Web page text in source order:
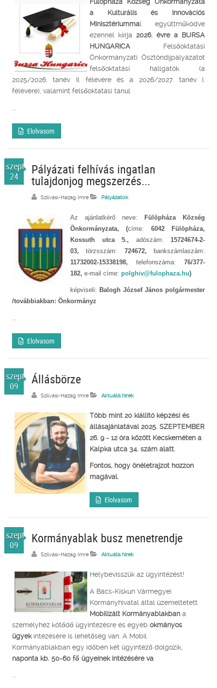
Fülöpháza Község Önkormányzata
a Kulturális és Innovációs
Minisztériummal együttműködve
ezennel kiírja 2026. évre a BURSA
HUNGARICA Felsőoktatási
Önkormányzati Ösztöndíjpályázatot
felsőoktatási hallgatók (a
2025/2026. tanév II. félévére és a 2026/2027. tanév I.
félévére), valamint felsőoktatási tanul
Elolvasom
szept.
24
Pályázati felhívás ingatlan
tulajdonjog megszerzés...
Szilvási-Hazag Imre Pályázatok
Az ajánlatkérő neve: Fülöpháza Község
Önkormányzata, (címe: 6042 Fülöpháza,
Kossuth utca 5., adószám: 15724674-2-
03,törzsszám: 724672,
bankszámlaszám:
11732002-15338198, telefonszáma: 76/377-
182, e-mail címe: polghiv@fulophaza.hu)
képviseli: Balogh József János polgármester
/továbbiakban: Önkormányz
Elolvasom
szept.
09
Állásbörze
Szilvási-Hazag Imre Aktuális hírek
Több mint 20 kiállító képzési és
állásajánlatával 2025. SZEPTEMBER
26. 9 - 12 óra között Kecskeméten a
Kalpka utca 34. szám alatt.
Fontos, hogy önéletrajzot hozzon
magával.
Elolvasom
szept.
09
Kormányablak busz menetrendje
Szilvási-Hazag Imre Aktuális hírek
Helybevisszük az ügyintézést!
A Bács-Kiskun Vármegyei
Kormányhivatal által üzemeltetett
Mobilizált Kormányablakban a
személyhez kötődő ügyintézésre és egyéb okmányos
ügyekintézésére is lehetőség van. A Mobil
Kormányablakban egy időben két ügyintéző dolgozik,
naponta kb. 50-60 fő ügyeinek intézésére va
...